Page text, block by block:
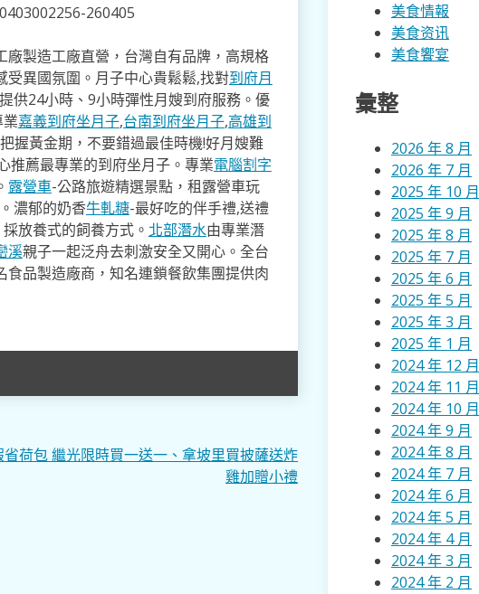
260405
廠製造工廠直營，台灣自有品牌，高規格
受異國氛圍。月子中心貴鬆鬆,找對到府月
供24小時、9小時彈性月嫂到府服務。優
嘉義到府坐月子,台南到府坐月子,高雄到
握黃金期，不要錯過最佳時機!好月嫂難
推薦最專業的到府坐月子。專業電腦割字
露營車-公路旅遊精選景點，租露營車玩
濃郁的奶香牛軋糖-最好吃的伴手禮,送禮
放養式的飼養方式。 北部潛水由專業潛
溪親子一起泛舟去​刺激安全又開心。全台
食品製造廠商，知名連鎖餐飲集團提供肉
省荷包 繼光限時買一送一、拿坡里買披薩送炸
雞加贈小禮
美食情報
美食资讯
美食饗宴
彙整
2026 年 8 月
2026 年 7 月
2025 年 10 月
2025 年 9 月
2025 年 8 月
2025 年 7 月
2025 年 6 月
2025 年 5 月
2025 年 3 月
2025 年 1 月
2024 年 12 月
2024 年 11 月
2024 年 10 月
2024 年 9 月
2024 年 8 月
2024 年 7 月
2024 年 6 月
2024 年 5 月
2024 年 4 月
2024 年 3 月
2024 年 2 月